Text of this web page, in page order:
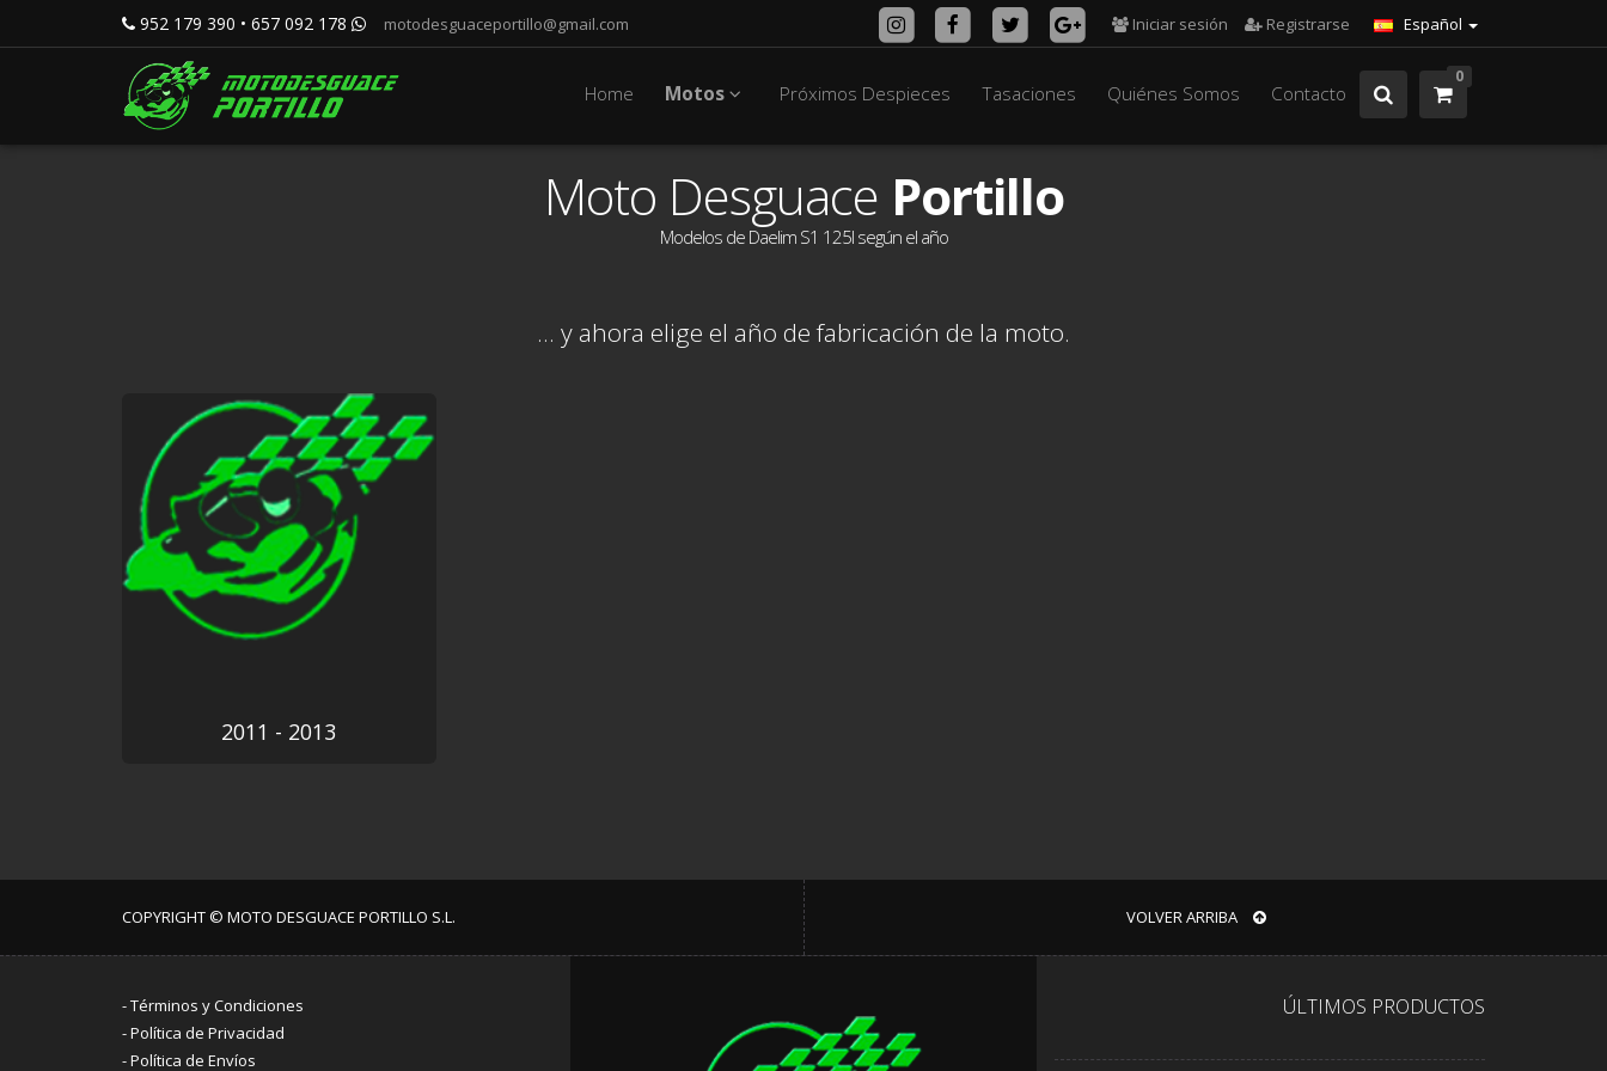
952 179 390 • 657 092 178 motodesguaceportillo@gmail.com Español
Iniciar sesión Registrarse
Home Motos Próximos Despieces Tasaciones Quiénes Somos Contacto
0
Moto Desguace Portillo
Modelos de Daelim S1 125I según el año
... y ahora elige el año de fabricación de la moto.
2011 - 2013
COPYRIGHT © MOTO DESGUACE PORTILLO S.L. VOLVER ARRIBA
-Términos y Condiciones
-Política de Privacidad
-Política de Envíos
ÚLTIMOS PRODUCTOS